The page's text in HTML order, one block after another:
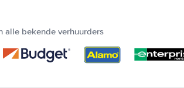
alle bekende verhuurders